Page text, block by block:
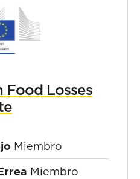
Food Losses
Miembro
Miembro